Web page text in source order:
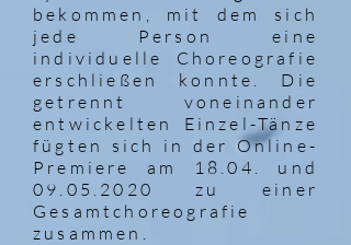
bekommen, mit dem sich
jede Person eine
individuelle Choreografie
erschließen konnte. Die
getrennt voneinander
entwickelten Einzel-Tänze
fügten sich in der Online-
Premiere am 18.04. und
09.05.2020
zu einer
Gesamtchoreografie
zusammen.